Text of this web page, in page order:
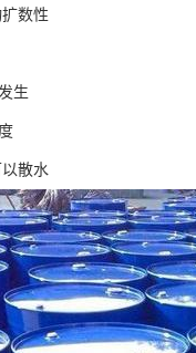
数性
生
散水